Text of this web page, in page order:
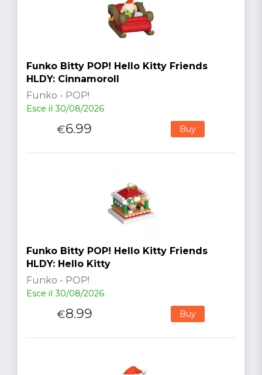
Funko Bitty POP! Hello Kitty Friends
HLDY: Cinnamoroll
Funko - POP!
Esce il 30/08/2026
€6.99 Buy
Funko Bitty POP! Hello Kitty Friends
HLDY: Hello Kitty
Funko - POP!
Esce il 30/08/2026
€8.99 Buy